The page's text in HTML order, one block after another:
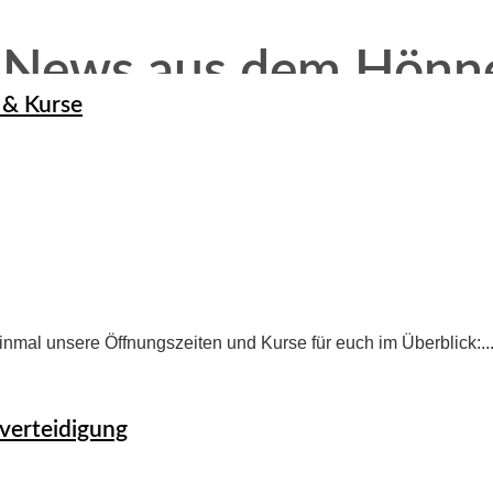
aus dem
Kurse
unsere Öffnungszeiten und Kurse für euch im Überblick:...